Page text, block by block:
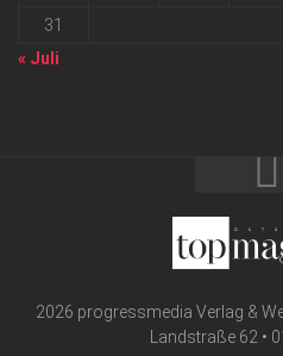
31
« Juli
2026 progressmedia Verlag &
Landstraße 62 •